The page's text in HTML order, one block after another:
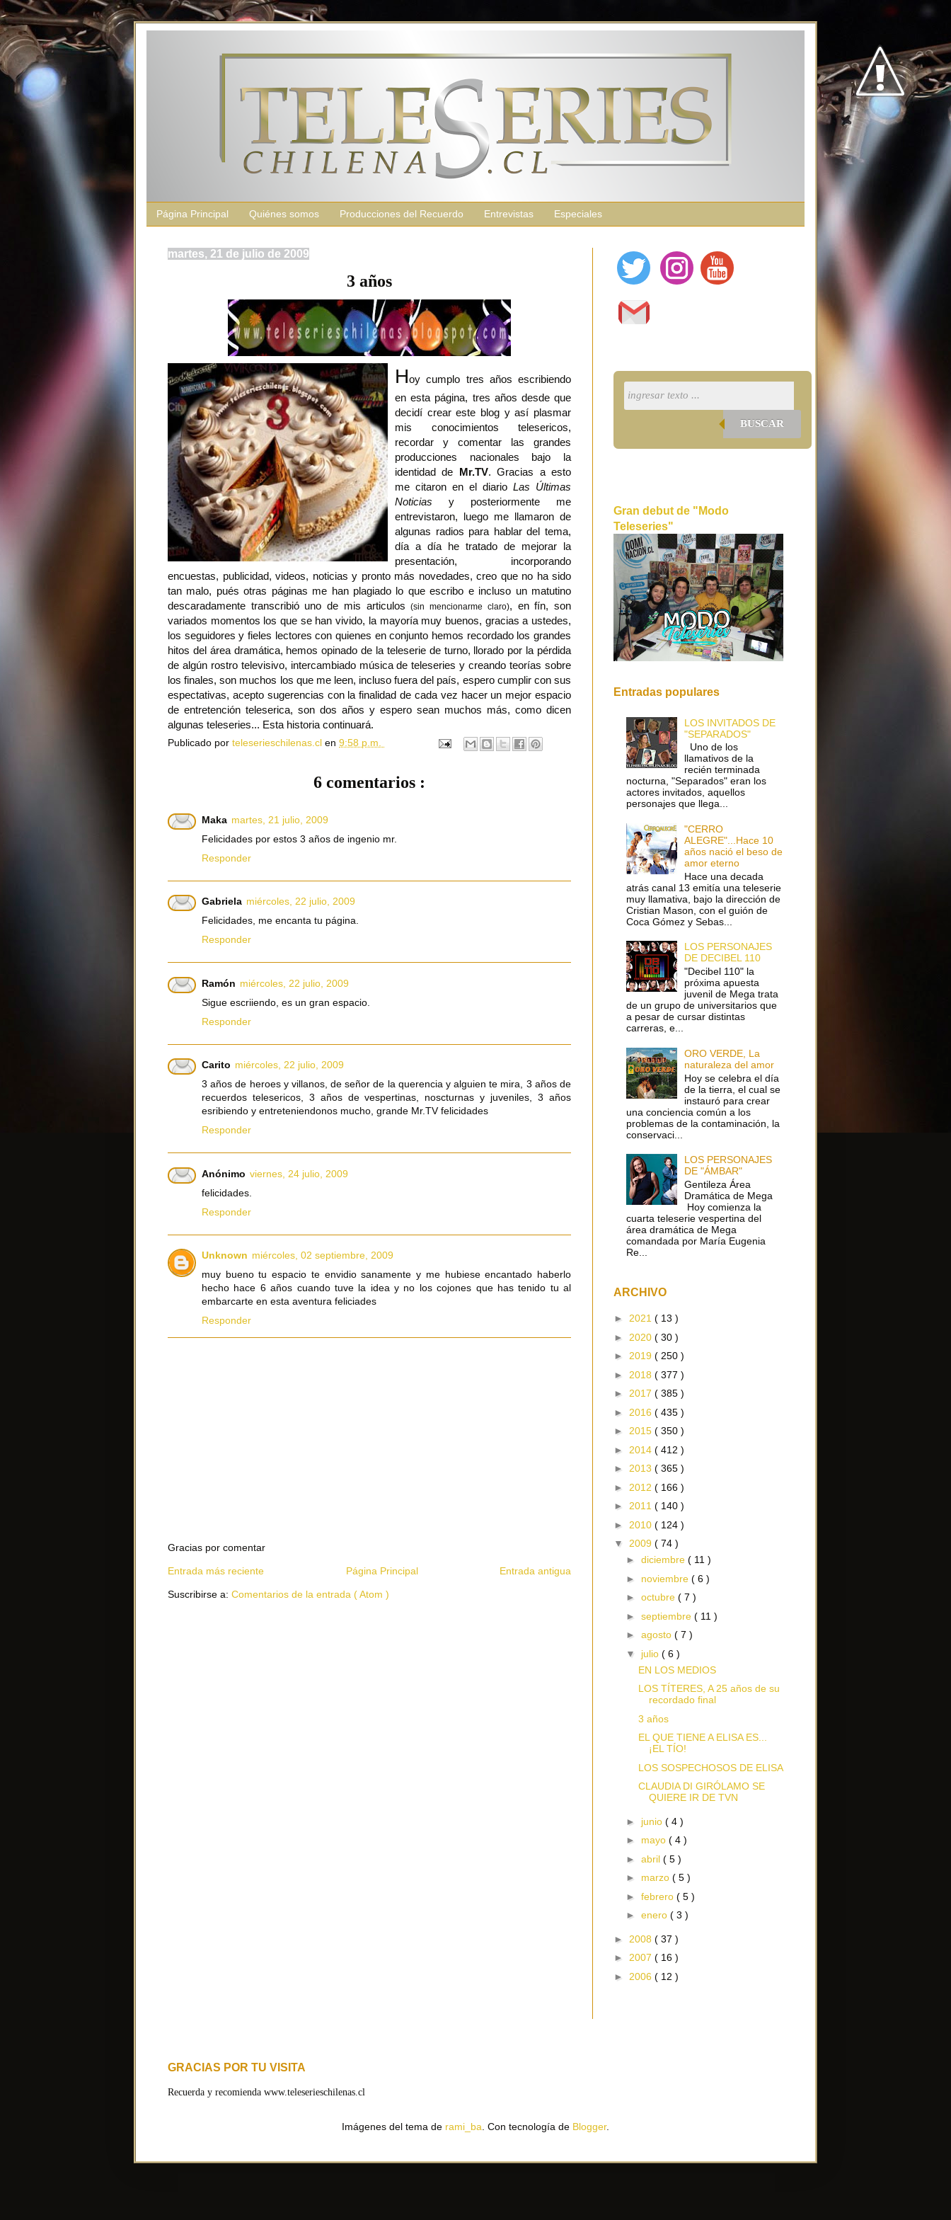
Página Principal Quiénes somos Producciones del Recuerdo Entrevistas Especiales
martes, 21 de julio de 2009
3 años
Hoy cumplo tres años escribiendo
en esta página, tres años desde que
decidí crear este blog y así plasmar
mis conocimientos telesericos,
recordar y comentar las grandes
producciones nacionales bajo la
identidad de Mr.TV. Gracias a esto
me citaron en el diario Las Últimas
Noticias y posteriormente me
entrevistaron, luego me llamaron de
algunas radios para hablar del tema,
día a día he tratado de mejorar la
presentación, incorporando
encuestas, publicidad, videos, noticias y pronto más novedades, creo que no ha sido
tan malo, pués otras páginas me han plagiado lo que escribo e incluso un matutino
descaradamente transcribió uno de mis articulos(sin mencionarme claro), en fín, son
variados momentos los que se han vivido, la mayoría muy buenos, gracias a ustedes,
los seguidores y fieles lectores con quienes en conjunto hemos recordado los grandes
hitos del área dramática, hemos opinado de la teleserie de turno, llorado por la pérdida
de algún rostro televisivo, intercambiado música de teleseries y creando teorías sobre
los finales, son muchos los que me leen, incluso fuera del país, espero cumplir con sus
espectativas, acepto sugerencias con la finalidad de cada vez hacer un mejor espacio
de entretención teleserica, son dos años y espero sean muchos más, como dicen
algunas teleseries... Esta historia continuará.
Publicado por teleserieschilenas.cl en 9:58 p.m.
6 comentarios :
Maka martes, 21 julio, 2009
Felicidades por estos 3 años de ingenio mr.
Responder
Gabriela miércoles, 22 julio, 2009
Felicidades, me encanta tu página.
Responder
Ramón miércoles, 22 julio, 2009
Sigue escriiendo, es un gran espacio.
Responder
Carito miércoles, 22 julio, 2009
3 años de heroes y villanos, de señor de la querencia y alguien te mira, 3 años de
recuerdos telesericos, 3 años de vespertinas, noscturnas y juveniles, 3 años
esribiendo y entreteniendonos mucho, grande Mr.TV felicidades
Responder
Anónimo viernes, 24 julio, 2009
felicidades.
Responder
Unknown miércoles, 02 septiembre, 2009
muy bueno tu espacio te envidio sanamente y me hubiese encantado haberlo
hecho hace 6 años cuando tuve la idea y no los cojones que has tenido tu al
embarcarte en esta aventura feliciades
Responder
Gracias por comentar
Entrada más reciente Entrada antigua
Página Principal
Suscribirse a: Comentarios de la entrada ( Atom )
BUSCAR
Gran debut de "Modo
Teleseries"
Entradas populares
LOS INVITADOS DE
"SEPARADOS"
Uno de los
llamativos de la
recién terminada
nocturna, "Separados" eran los
actores invitados, aquellos
personajes que llega...
"CERRO
ALEGRE"...Hace 10
años nació el beso de
amor eterno
Hace una decada
atrás canal 13 emitía una teleserie
muy llamativa, bajo la dirección de
Cristian Mason, con el guión de
Coca Gómez y Sebas...
LOS PERSONAJES
DE DECIBEL 110
"Decibel 110" la
próxima apuesta
juvenil de Mega trata
de un grupo de universitarios que
a pesar de cursar distintas
carreras, e...
ORO VERDE, La
naturaleza del amor
Hoy se celebra el día
de la tierra, el cual se
instauró para crear
una conciencia común a los
problemas de la contaminación, la
conservaci...
LOS PERSONAJES
DE "ÁMBAR"
Gentileza Área
Dramática de Mega
Hoy comienza la
cuarta teleserie vespertina del
área dramática de Mega
comandada por María Eugenia
Re...
ARCHIVO
► 2021 ( 13 )
► 2020 ( 30 )
► 2019 ( 250 )
► 2018 ( 377 )
► 2017 ( 385 )
► 2016 ( 435 )
► 2015 ( 350 )
► 2014 ( 412 )
► 2013 ( 365 )
► 2012 ( 166 )
► 2011 ( 140 )
► 2010 ( 124 )
▼ 2009 ( 74 )
► diciembre ( 11 )
► noviembre ( 6 )
► octubre ( 7 )
► septiembre ( 11 )
► agosto ( 7 )
▼ julio ( 6 )
EN LOS MEDIOS
LOS TÍTERES, A 25 años de su
recordado final
3 años
EL QUE TIENE A ELISA ES...
¡EL TÍO!
LOS SOSPECHOSOS DE ELISA
CLAUDIA DI GIRÓLAMO SE
QUIERE IR DE TVN
► junio ( 4 )
► mayo ( 4 )
► abril ( 5 )
► marzo ( 5 )
► febrero ( 5 )
► enero ( 3 )
► 2008 ( 37 )
► 2007 ( 16 )
► 2006 ( 12 )
GRACIAS POR TU VISITA
Recuerda y recomienda www.teleserieschilenas.cl
Imágenes del tema de rami_ba. Con tecnología de Blogger.